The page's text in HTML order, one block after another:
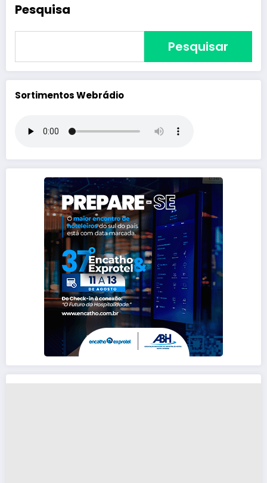
Pesquisa
Pesquisar
Sortimentos Webrádio